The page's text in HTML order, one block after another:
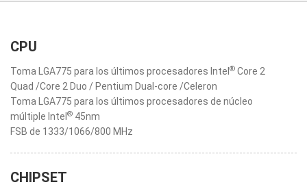
CPU
Toma LGA775 para los últimos procesadores Intel ® Core 2
Quad /Core 2 Duo / Pentium Dual-core /Celeron
Toma LGA775 para los últimos procesadores de núcleo
múltiple Intel ® 45nm
FSB de 1333/1066/800 MHz
CHIPSET